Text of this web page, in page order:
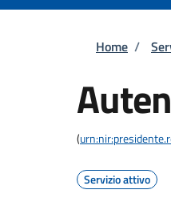
Home /
(
Servizio attivo